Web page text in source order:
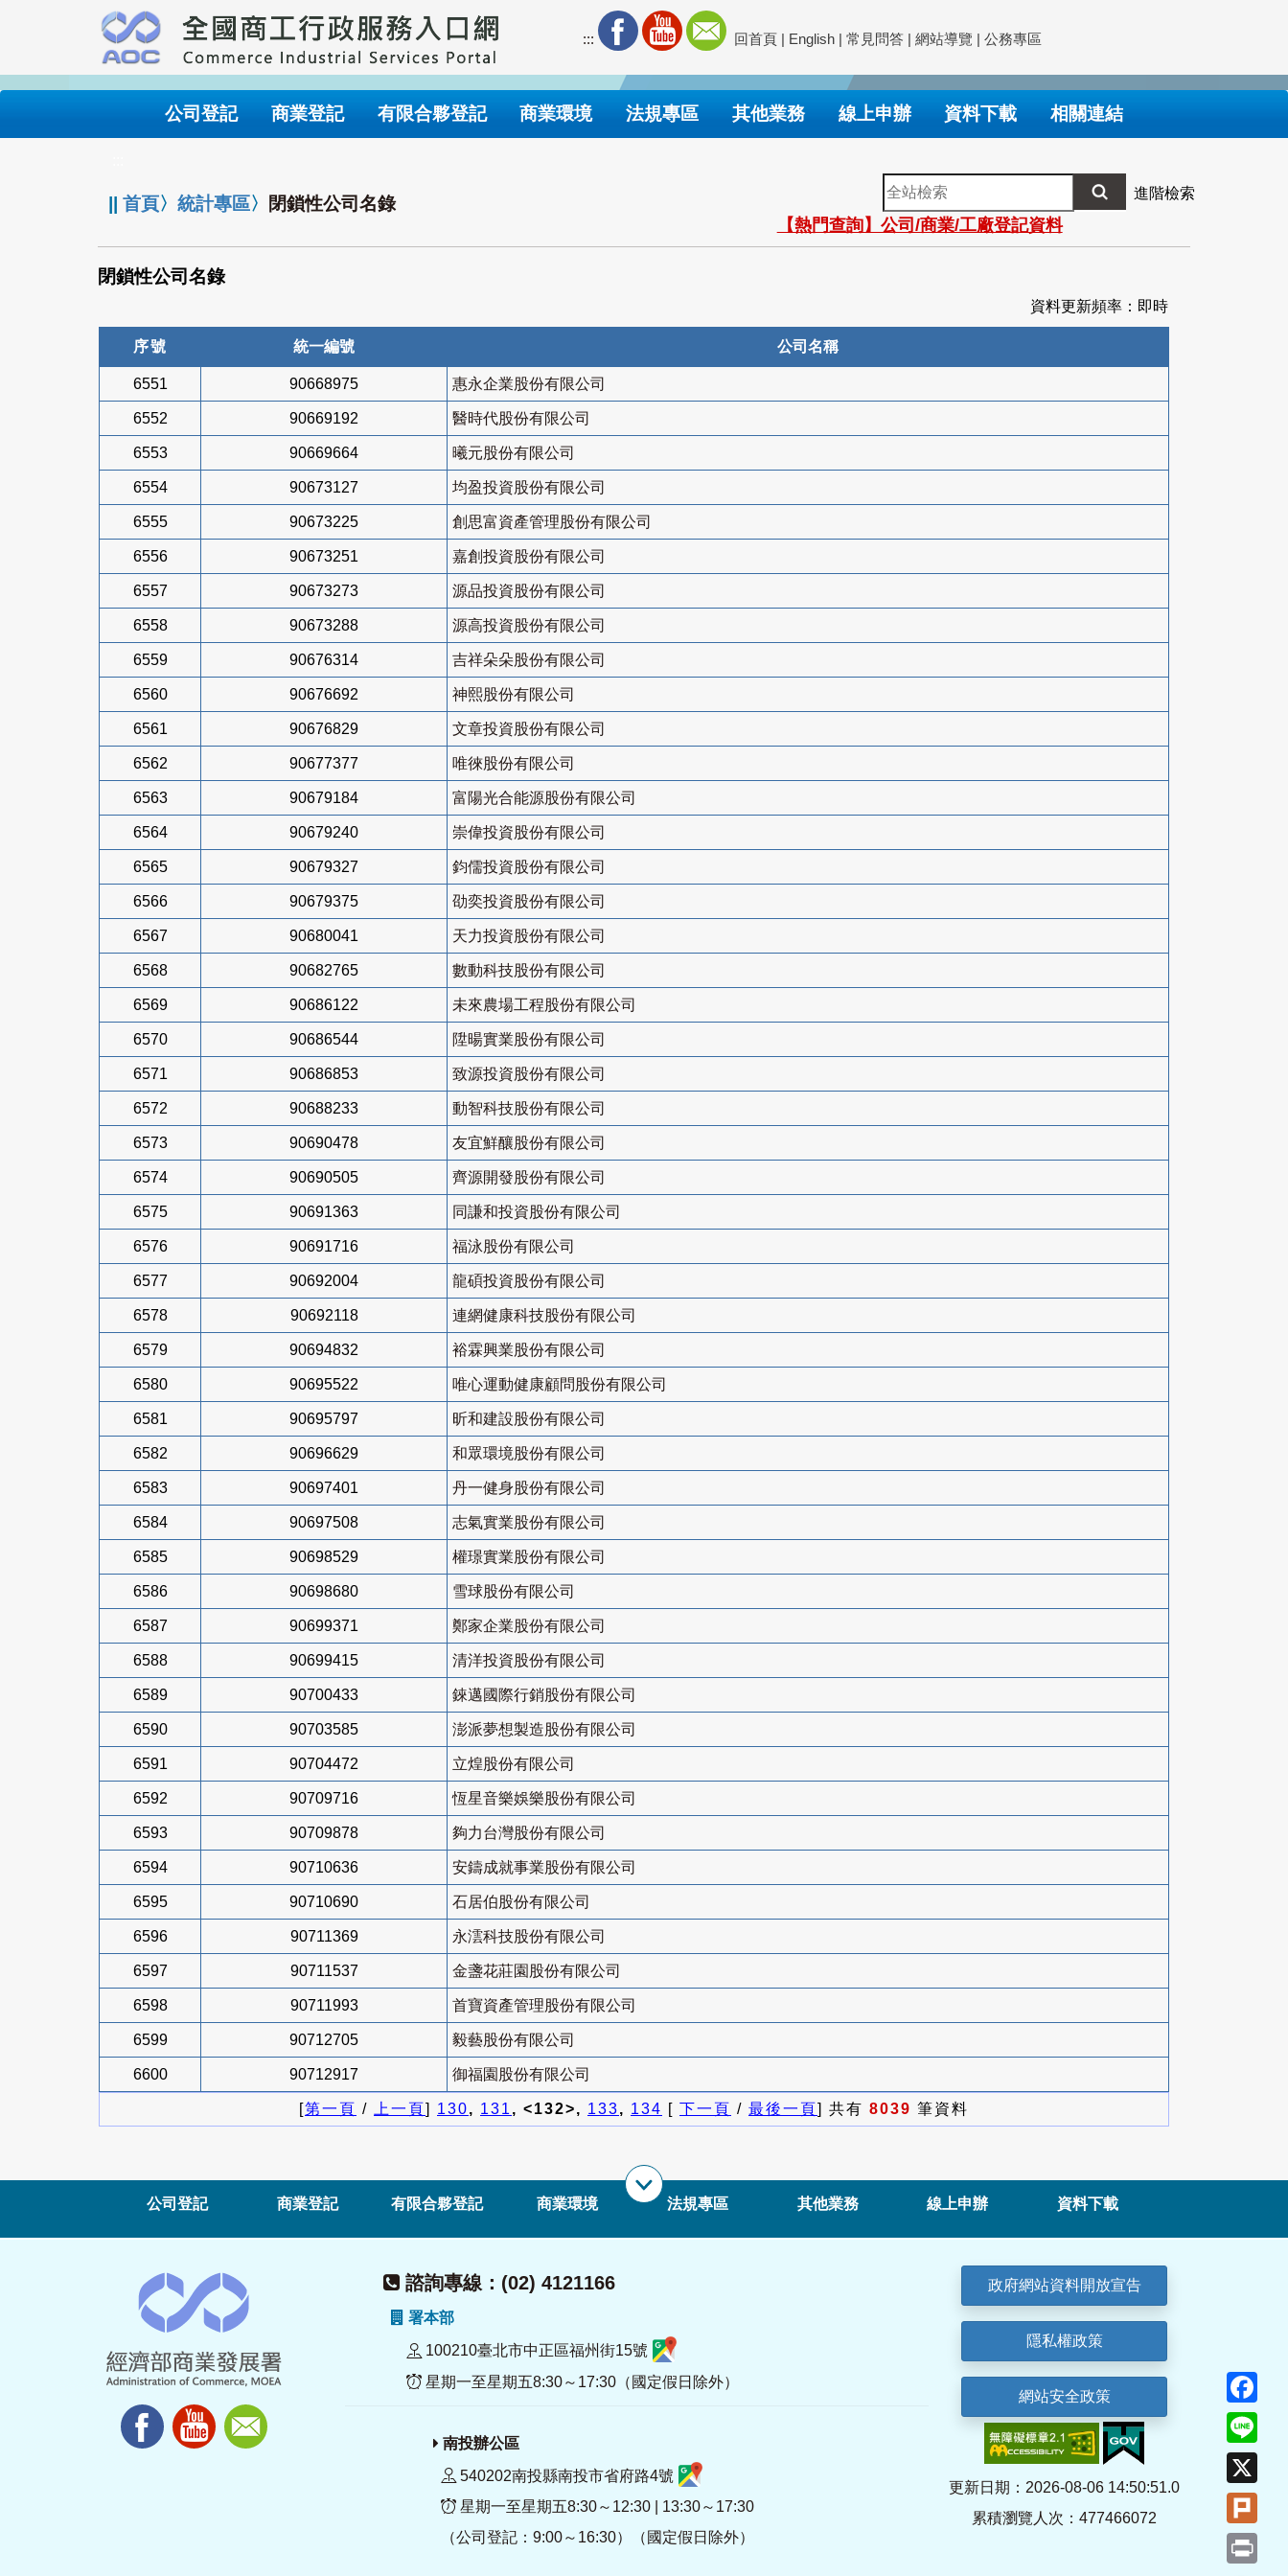
要
內
::: 回首頁 | English | 常見問答 | 網站導覽 | 公務專區
公司登記 商業登記 有限合夥登記 商業環境 法規專區 其他業務 線上申辦 資料下載 相關連結
||首頁〉統計專區〉 閉鎖性公司名錄
全
站
檢
索
進階檢索
【熱門查詢】公司/商業/工廠登記資料
閉鎖性公司名錄
資料更新頻率：即時
序號 統一編號 公司名稱
6551 90668975 惠永企業股份有限公司
6552 90669192 醫時代股份有限公司
6553 90669664 曦元股份有限公司
6554 90673127 均盈投資股份有限公司
6555 90673225 創思富資產管理股份有限公司
6556 90673251 嘉創投資股份有限公司
6557 90673273 源品投資股份有限公司
6558 90673288 源高投資股份有限公司
6559 90676314 吉祥朵朵股份有限公司
6560 90676692 神熙股份有限公司
6561 90676829 文章投資股份有限公司
6562 90677377 唯徠股份有限公司
6563 90679184 富陽光合能源股份有限公司
6564 90679240 崇偉投資股份有限公司
6565 90679327 鈞儒投資股份有限公司
6566 90679375 劭奕投資股份有限公司
6567 90680041 天力投資股份有限公司
6568 90682765 數動科技股份有限公司
6569 90686122 未來農場工程股份有限公司
6570 90686544 陞暘實業股份有限公司
6571 90686853 致源投資股份有限公司
6572 90688233 動智科技股份有限公司
6573 90690478 友宜鮮釀股份有限公司
6574 90690505 齊源開發股份有限公司
6575 90691363 同謙和投資股份有限公司
6576 90691716 福泳股份有限公司
6577 90692004 龍碩投資股份有限公司
6578 90692118 連網健康科技股份有限公司
6579 90694832 裕霖興業股份有限公司
6580 90695522 唯心運動健康顧問股份有限公司
6581 90695797 昕和建設股份有限公司
6582 90696629 和眾環境股份有限公司
6583 90697401 丹一健身股份有限公司
6584 90697508 志氣實業股份有限公司
6585 90698529 權璟實業股份有限公司
6586 90698680 雪球股份有限公司
6587 90699371 鄭家企業股份有限公司
6588 90699415 清洋投資股份有限公司
6589 90700433 錸邁國際行銷股份有限公司
6590 90703585 澎派夢想製造股份有限公司
6591 90704472 立煌股份有限公司
6592 90709716 恆星音樂娛樂股份有限公司
6593 90709878 夠力台灣股份有限公司
6594 90710636 安鑄成就事業股份有限公司
6595 90710690 石居伯股份有限公司
6596 90711369 永澐科技股份有限公司
6597 90711537 金盞花莊園股份有限公司
6598 90711993 首寶資產管理股份有限公司
6599 90712705 毅藝股份有限公司
6600 90712917 御福園股份有限公司
[第一頁 / 上一頁] 130, 131, <132>, 133, 134 [ 下一頁 / 最後一頁] 共有 8039 筆資料
公司登記 商業登記 有限合夥登記 商業環境 法規專區 其他業務 線上申辦 資料下載
諮詢專線：(02) 4121166
署本部
100210臺北市中正區福州街15號
星期一至星期五8:30～17:30（國定假日除外）
南投辦公區
540202南投縣南投市省府路4號
星期一至星期五8:30～12:30 | 13:30～17:30
（公司登記：9:00～16:30）（國定假日除外）
政府網站資料開放宣告
隱私權政策
網站安全政策
更新日期：2026-08-06 14:50:51.0
累積瀏覽人次：477466072